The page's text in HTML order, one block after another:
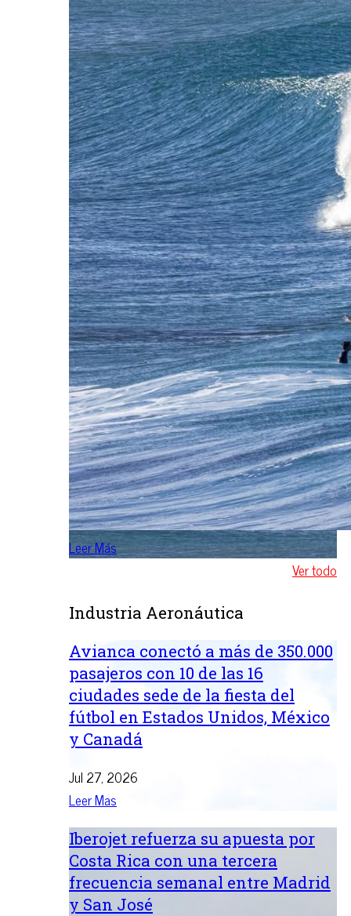
Leer Más
Ver todo
Industria Aeronáutica
Avianca conectó a más de 350.000
pasajeros con 10 de las 16
ciudades sede de la fiesta del
fútbol en Estados Unidos, México
y Canadá
Jul 27, 2026
Leer Mas
Iberojet refuerza su apuesta por
Costa Rica con una tercera
frecuencia semanal entre Madrid
y San José